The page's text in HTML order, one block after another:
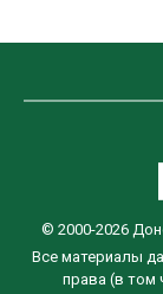
© 2000-2026
Все материалы
права (в том